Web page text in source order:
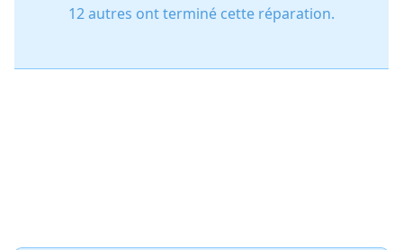
12 autres ont terminé cette réparation.